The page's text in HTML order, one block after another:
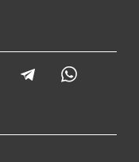
LinkedIn Telegram